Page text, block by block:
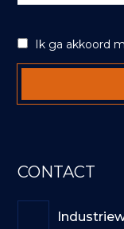
Ik ga akkoord
CONTACT